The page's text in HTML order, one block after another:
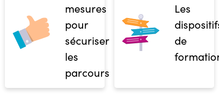
mesures
pour
sécuriser
les
parcours
Les
de